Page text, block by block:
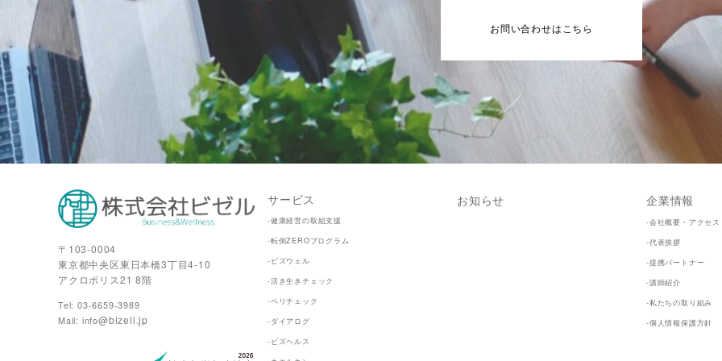
お問い合わせはこちら
〒103-0004
東京都中央区東日本橋3丁目4-10
アクロポリス21 8階
Tel: 03-6659-3989
Mail: info@bizell.jp
サービス
-健康経営の取組支援
-転倒ZEROプログラム
-ビズウェル
-活き生きチェック
-ペリチェック
-ダイアログ
-ビズヘルス
お知らせ 企業情報
-会社概要・アクセス
-代表挨拶
-提携パートナー
-講師紹介
-私たちの取り組み
-個人情報保護方針